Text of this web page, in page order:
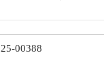
00388